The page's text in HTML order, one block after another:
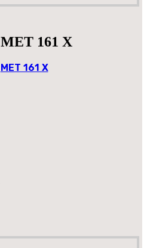
MET 161 X
MET 161 X